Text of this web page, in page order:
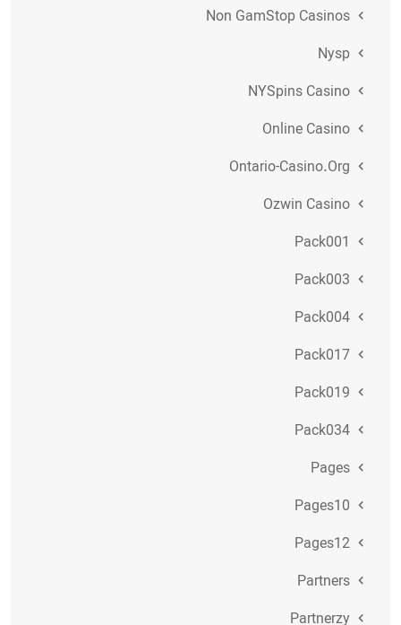
Non GamStop Casinos
Nysp
NYSpins Casino
Online Casino
Ontario-Casino.org
Ozwin Casino
Pack001
Pack003
Pack004
Pack017
Pack019
Pack034
Pages
Pages10
Pages12
Partners
Partnerzy